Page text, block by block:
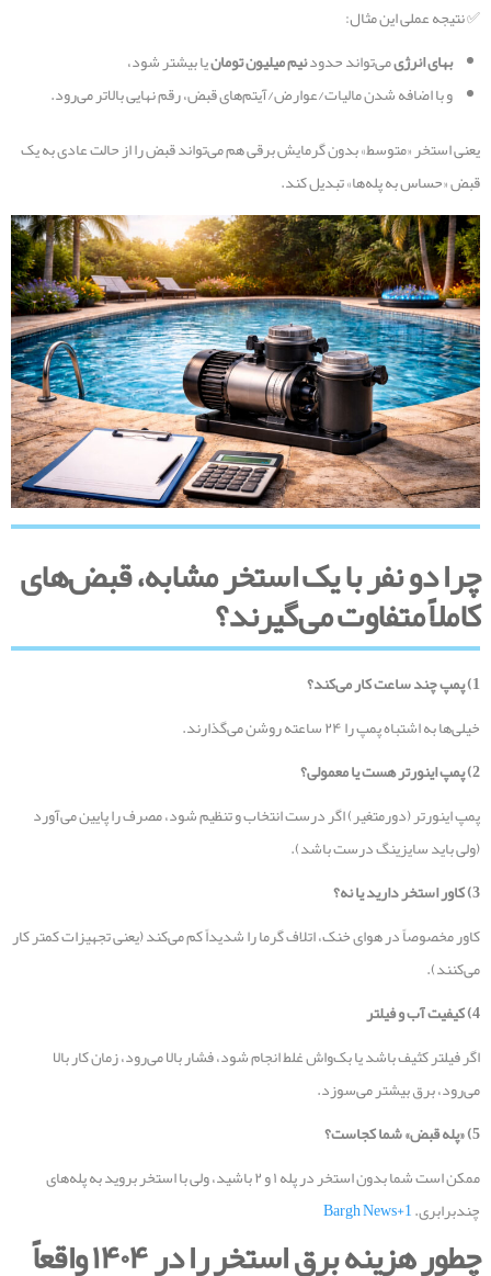
✅ نتیجه عملی این مثال:
بهای انرژیمی‌تواند حدودنیم میلیون تومانیا بیشتر شود،
و با اضافه شدن مالیات/عوارض/آیتم‌های قبض، رقم نهایی بالاتر می‌رود.
یعنی استخر «متوسط» بدون گرمایش برقی هم می‌تواند قبض را از حالت عادی به یک
قبض «حساس به پله‌ها» تبدیل کند.
چرا دو نفر با یک استخر مشابه، قبض‌های
کاملاً متفاوت می‌گیرند؟
1) پمپ چند ساعت کار می‌کند؟
خیلی‌ها به اشتباه پمپ را ۲۴ ساعته روشن می‌گذارند.
2) پمپ اینورتر هست یا معمولی؟
پمپ اینورتر (دورمتغیر) اگر درست انتخاب و تنظیم شود، مصرف را پایین می‌آورد
(ولی باید سایزینگ درست باشد).
3) کاور استخر دارید یا نه؟
کاور مخصوصاً در هوای خنک، اتلاف گرما را شدیداً کم می‌کند (یعنی تجهیزات کمتر کار
می‌کنند).
4) کیفیت آب و فیلتر
اگر فیلتر کثیف باشد یا بک‌واش غلط انجام شود، فشار بالا می‌رود، زمان کار بالا
می‌رود، برق بیشتر می‌سوزد.
5) « پله قبض» شما کجاست؟
ممکن است شما بدون استخر در پله ۱ و ۲ باشید، ولی با استخر بروید به پله‌های
چندبرابری.Bargh News+1
چطور هزینه برق استخر را در۱۴۰۴واقعاً